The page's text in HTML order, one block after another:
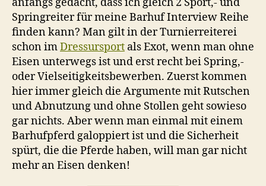
Springreiter für meine Barhuf Interview Reihe
finden kann? Man gilt in der Turnierreiterei
schon imDressursport als Exot, wenn man ohne
Eisen unterwegs ist und erst recht bei Spring,-
oder Vielseitigkeitsbewerben. Zuerst kommen
hier immer gleich die Argumente mit Rutschen
und Abnutzung und ohne Stollen geht sowieso
gar nichts. Aber wenn man einmal mit einem
Barhufpferd galoppiert ist und die Sicherheit
spürt, die die Pferde haben, will man gar nicht
mehr an Eisen denken!